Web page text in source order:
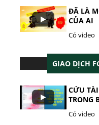
ĐÃ LÀ
CỦA AI
Có video
GIAO DỊCH
CỨU
TRONG
Có video